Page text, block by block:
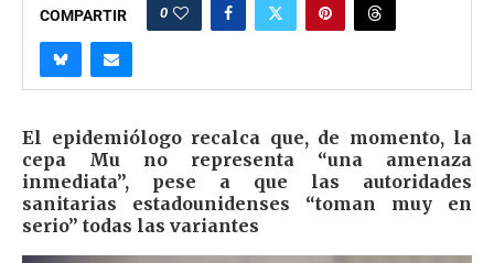
COMPARTIR 0
El epidemiólogo recalca que, de momento, la
cepa Mu no representa “una amenaza
inmediata”, pese a que las autoridades
sanitarias estadounidenses “toman muy en
serio” todas las variantes